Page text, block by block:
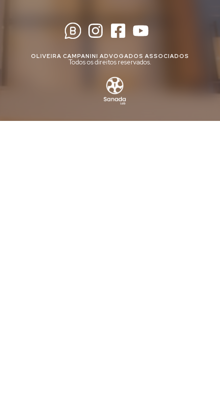
OLIVEIRA CAMPANINI ADVOGADOS ASSOCIADOS
Todos os direitos reservados.